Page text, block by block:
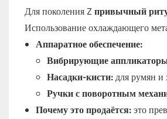
Для поколения Zпривычный
Использование охлаждающего
Аппаратное обеспечение:
Вибрирующие
Насадки-кисти:для румян
Ручки с поворотным
Почему это продаётся:это